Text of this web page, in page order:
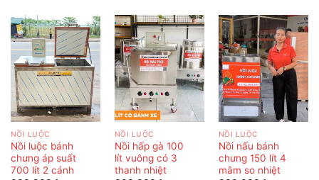
NỒI LUỘC
Nồi luộc bánh
chưng áp suất
700 lít 2 cánh
NỒI LUỘC
Nồi hấp gà 100
lít vuông có 3
thanh nhiệt
NỒI LUỘC
Nồi nấu bánh
chưng 150 lít 4
mâm so nhiệt